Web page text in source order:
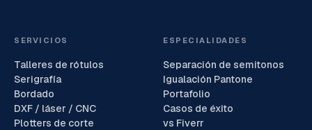
SERVICIOS
Talleres de rótulos
Serigrafía
Bordado
DXF / láser / CNC
Plotters de corte
ESPECIALIDADES
Separación de semitonos
Igualación Pantone
Portafolio
Casos de éxito
vs Fiverr